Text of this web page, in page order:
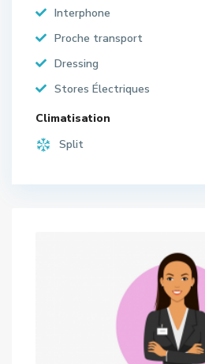
Interphone
Proche transport
Dressing
Stores Électriques
Climatisation
Split